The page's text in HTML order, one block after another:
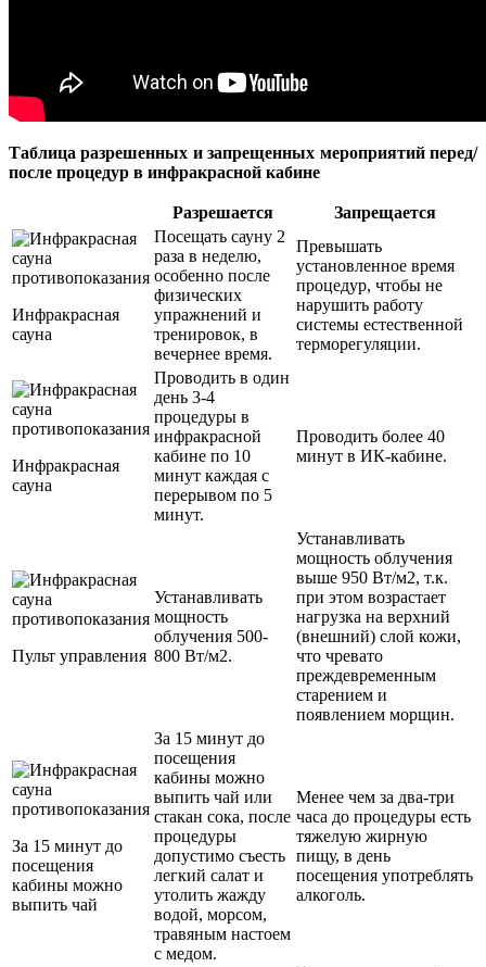
Таблица разрешенных и запрещенных мероприятий перед/
после процедур в инфракрасной кабине
Разрешается Запрещается
Инфракрасная
сауна
Посещать сауну 2
раза в неделю,
особенно после
физических
упражнений и
тренировок, в
вечернее время.
Превышать
установленное время
процедур, чтобы не
нарушить работу
системы естественной
терморегуляции.
Инфракрасная
сауна
Проводить в один
день 3-4
процедуры в
инфракрасной
кабине по 10
минут каждая с
перерывом по 5
минут.
Проводить более 40
минут в ИК-кабине.
Пульт управления
Устанавливать
мощность
облучения 500-
800 Вт/м2.
Устанавливать
мощность облучения
выше 950 Вт/м2, т.к.
при этом возрастает
нагрузка на верхний
(внешний) слой кожи,
что чревато
преждевременным
старением и
появлением морщин.
За 15 минут до
посещения
кабины можно
выпить чай
За 15 минут до
посещения
кабины можно
выпить чай или
стакан сока, после
процедуры
допустимо съесть
легкий салат и
утолить жажду
водой, морсом,
травяным настоем
с медом.
Менее чем за два-три
часа до процедуры есть
тяжелую жирную
пищу, в день
посещения употреблять
алкоголь.